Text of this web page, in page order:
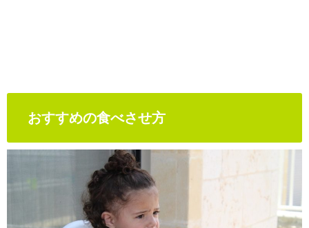
おすすめの食べさせ方